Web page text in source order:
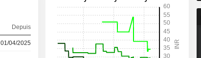
Depuis
01/04/2025